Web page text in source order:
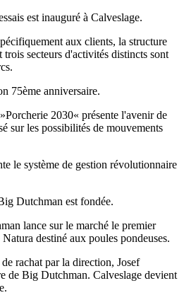
est inauguré à Calveslage.
aux clients, la structure
secteurs d'activités distincts sont
75ème anniversaire.
2030« présente l'avenir de
sur les possibilités de mouvements
le système de gestion révolutionnaire
Dutchman est fondée.
lance sur le marché le premier
destiné aux poules pondeuses.
rachat par la direction, Josef
de Big Dutchman. Calveslage devient